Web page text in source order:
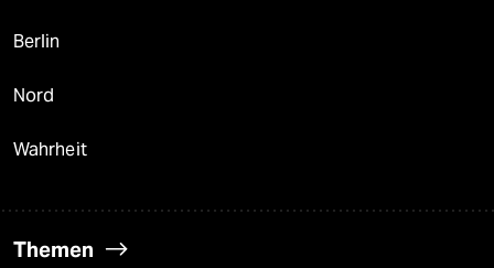
Berlin
Nord
Wahrheit
Themen